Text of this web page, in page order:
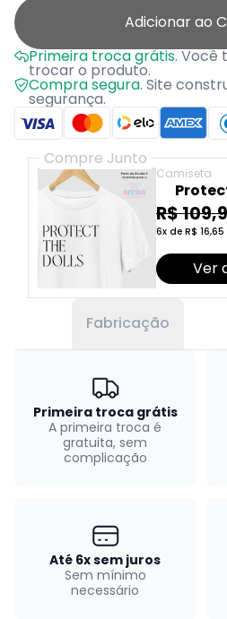
Adicionar ao
Primeira troca grátis.Você
trocar o produto.
Compra segura. Site
segurança.
Compre Junto
Camiseta
R$
6x de R$
Ver
Fabricação
Primeira troca grátis
A primeira troca é
gratuita, sem
complicação
Até 6x sem juros
Sem mínimo
necessário